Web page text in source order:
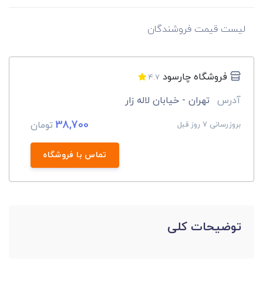
لیست قیمت فروشندگان
فروشگاه چارسود 4.7
آدرس تهران - خیابان لاله زار
بروزرسانی 7 روز قبل 38,700 تومان
تماس با فروشگاه
توضیحات کلی